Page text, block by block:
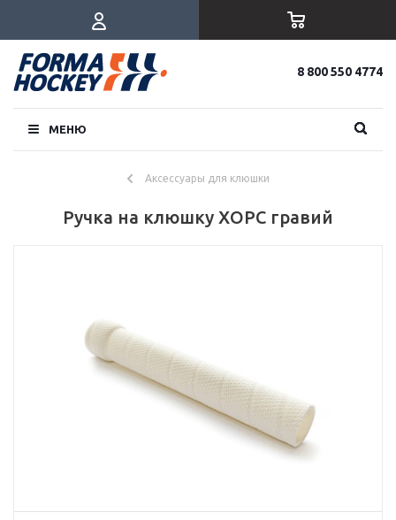
8 800 550 4774
МЕНЮ
Аксессуары для клюшки
Ручка на клюшку ХОРС гравий